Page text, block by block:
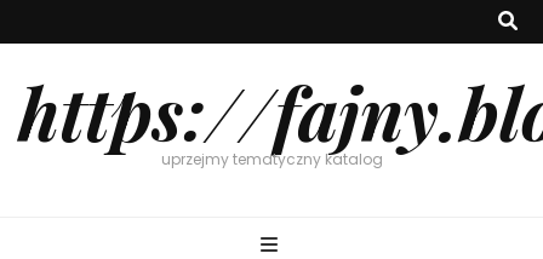
https://uprzejmy tematyczny katalog